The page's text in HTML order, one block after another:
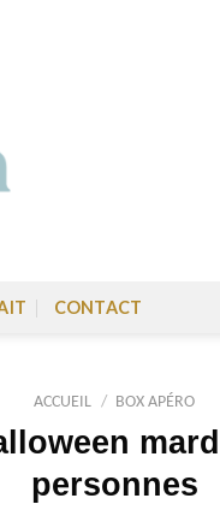
CONTACT
ACCUEIL / BOX APÉRO
personnes